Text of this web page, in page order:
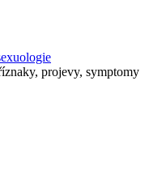
projevy, symptomy